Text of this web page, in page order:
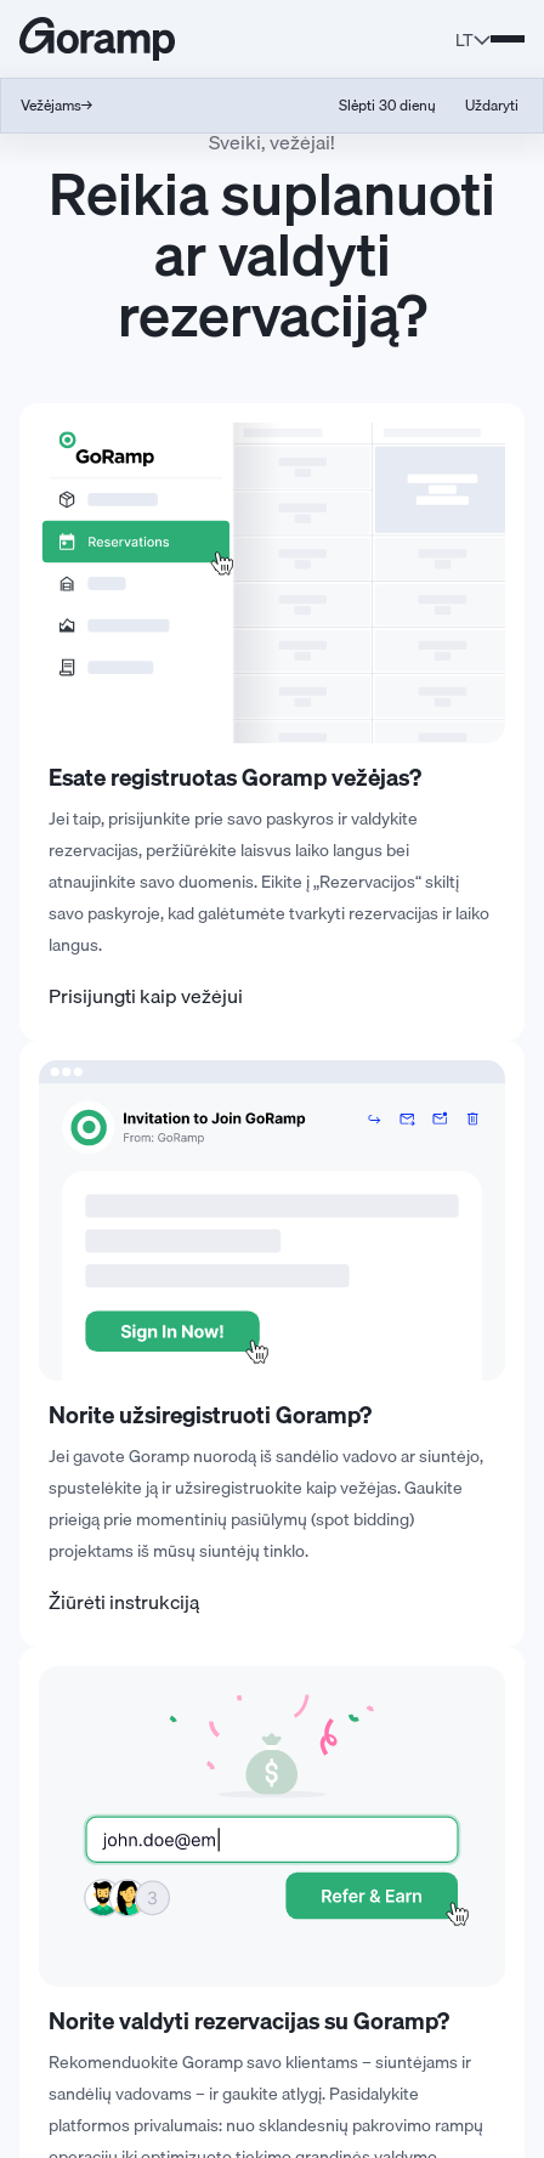
LT
Vežėjams→ Slėpti 30 dienų Uždaryti
Sveiki, vežėjai!
Reikia suplanuoti
ar valdyti
rezervaciją?
Esate registruotas Goramp vežėjas?
Jei taip, prisijunkite prie savo paskyros ir valdykite
rezervacijas, peržiūrėkite laisvus laiko langus bei
atnaujinkite savo duomenis. Eikite į „Rezervacijos“ skiltį
savo paskyroje, kad galėtumėte tvarkyti rezervacijas ir laiko
langus.
Prisijungti kaip vežėjui
Norite užsiregistruoti Goramp?
Jei gavote Goramp nuorodą iš sandėlio vadovo ar siuntėjo,
spustelėkite ją ir užsiregistruokite kaip vežėjas. Gaukite
prieigą prie momentinių pasiūlymų (spot bidding)
projektams iš mūsų siuntėjų tinklo.
Žiūrėti instrukciją
Norite valdyti rezervacijas su Goramp?
Rekomenduokite Goramp savo klientams – siuntėjams ir
sandėlių vadovams – ir gaukite atlygį. Pasidalykite
platformos privalumais: nuo sklandesnių pakrovimo rampų